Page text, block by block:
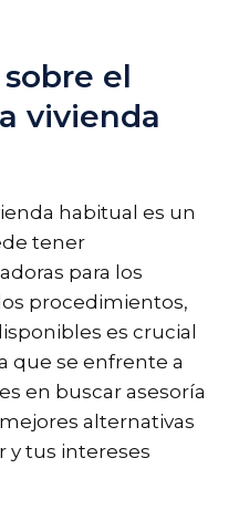
el
vivienda
habitual es un
tener
para los
procedimientos,
es crucial
que se enfrente a
en buscar asesoría
alternativas
y tus intereses